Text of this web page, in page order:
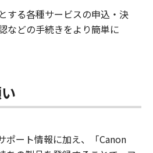
する各種サービスの申込・決
などの手続きをより簡単に
ポート情報に加え、「Canon